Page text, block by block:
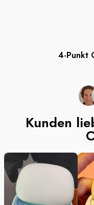
4-Punkt
Kunden